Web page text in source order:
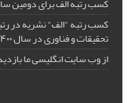
کسب رتبه "الف" نشریه در
تحقیقات و فناوری در سال ۱۴۰۰
از وب سایت انگلیسی ما